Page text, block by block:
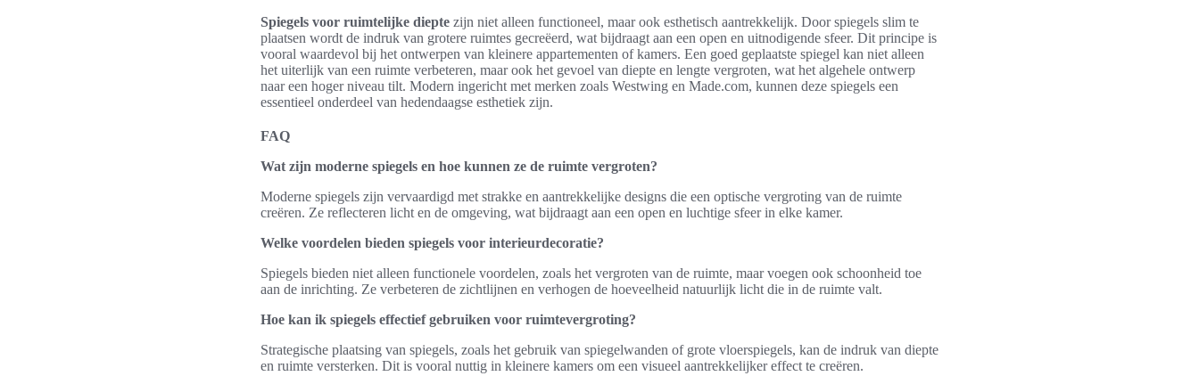
Spiegels voor ruimtelijke diepte zijn niet alleen functioneel, maar ook esthetisch aantrekkelijk. Door spiegels slim te
plaatsen wordt de indruk van grotere ruimtes gecreëerd, wat bijdraagt aan een open en uitnodigende sfeer. Dit principe is
vooral waardevol bij het ontwerpen van kleinere appartementen of kamers. Een goed geplaatste spiegel kan niet alleen
het uiterlijk van een ruimte verbeteren, maar ook het gevoel van diepte en lengte vergroten, wat het algehele ontwerp
naar een hoger niveau tilt. Modern ingericht met merken zoals Westwing en Made.com, kunnen deze spiegels een
essentieel onderdeel van hedendaagse esthetiek zijn.
FAQ
Wat zijn moderne spiegels en hoe kunnen ze de ruimte vergroten?
Moderne spiegels zijn vervaardigd met strakke en aantrekkelijke designs die een optische vergroting van de ruimte
creëren. Ze reflecteren licht en de omgeving, wat bijdraagt aan een open en luchtige sfeer in elke kamer.
Welke voordelen bieden spiegels voor interieurdecoratie?
Spiegels bieden niet alleen functionele voordelen, zoals het vergroten van de ruimte, maar voegen ook schoonheid toe
aan de inrichting. Ze verbeteren de zichtlijnen en verhogen de hoeveelheid natuurlijk licht die in de ruimte valt.
Hoe kan ik spiegels effectief gebruiken voor ruimtevergroting?
Strategische plaatsing van spiegels, zoals het gebruik van spiegelwanden of grote vloerspiegels, kan de indruk van diepte
en ruimte versterken. Dit is vooral nuttig in kleinere kamers om een visueel aantrekkelijker effect te creëren.